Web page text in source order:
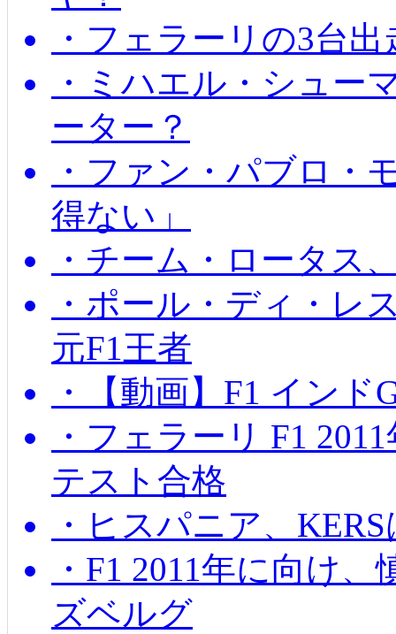
・フェラーリの3台
・ミハエル・シュー
ーター？
・ファン・パブロ・
得ない」
・チーム・ロータス
・ポール・ディ・レ
元F1王者
・【動画】F1 イン
・フェラーリ F1
テスト合格
・ヒスパニア、
・F1 2011年に向け
ズベルグ